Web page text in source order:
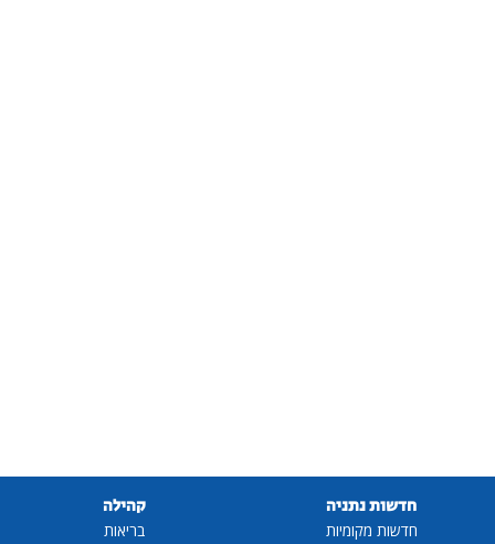
חדשות נתניה
חדשות מקומיות
קהילה
בריאות